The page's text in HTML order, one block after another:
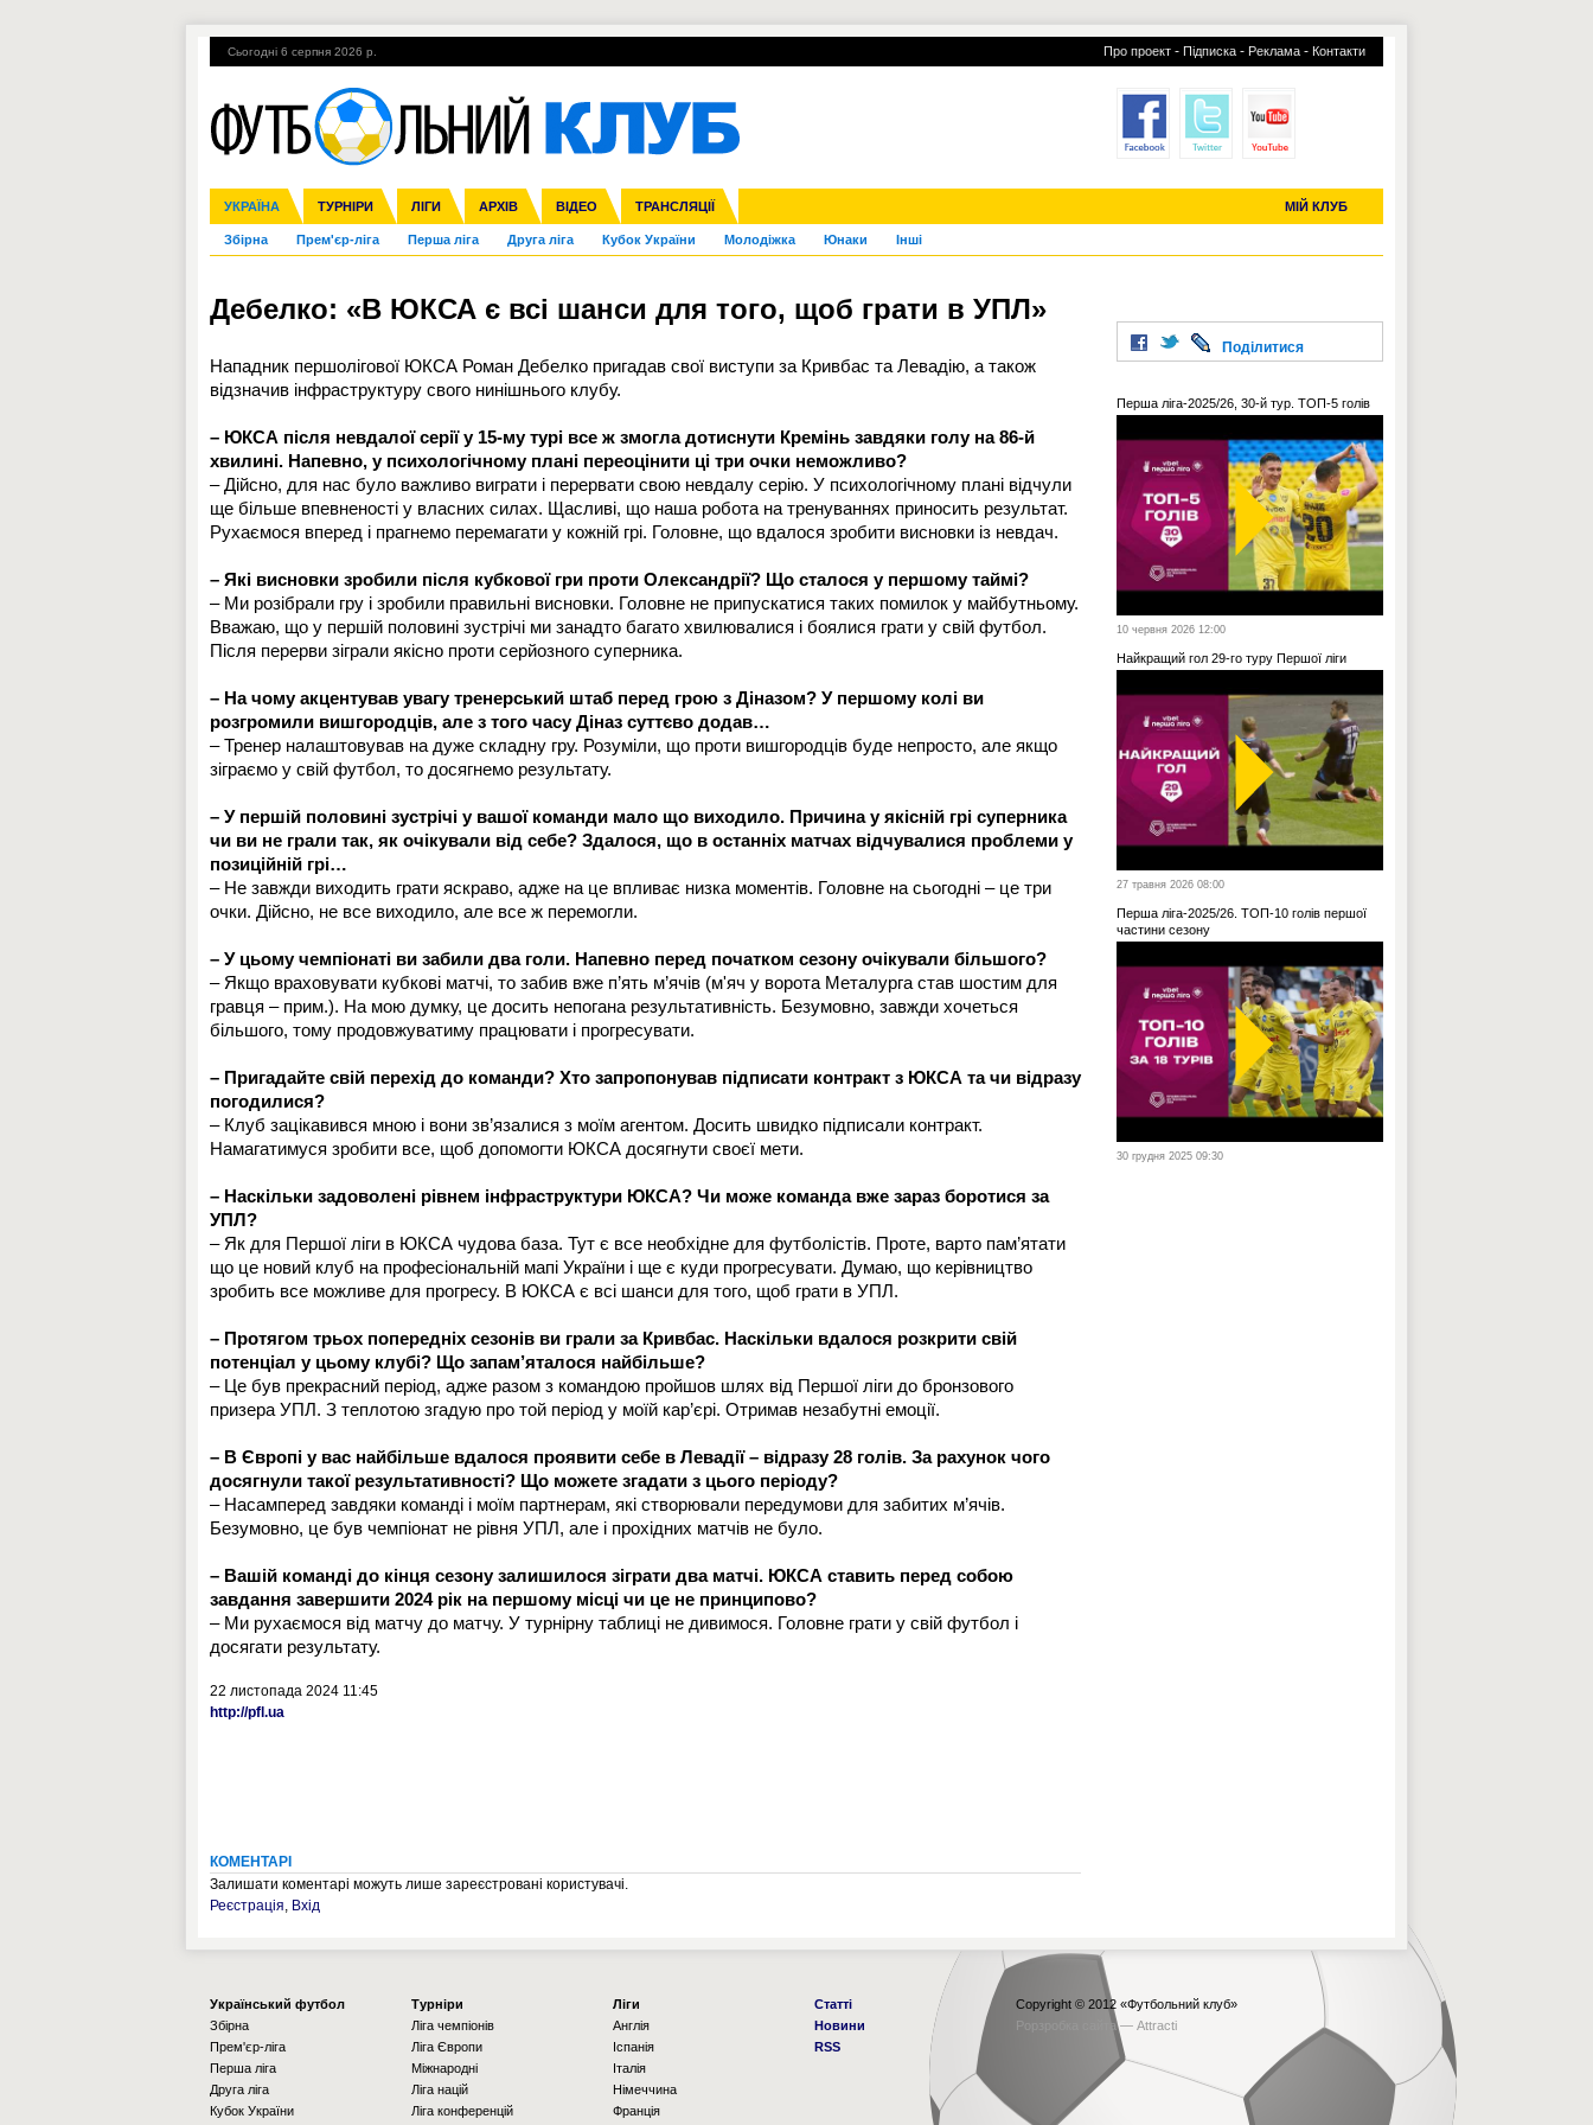
Сьогодні 6 серпня 2026 р. Про проект - Підписка - Реклама - Контакти
УКРАЇНА ТУРНІРИ ЛІГИ АРХІВ ВІДЕО ТРАНСЛЯЦІЇ МІЙ КЛУБ
Збірна Прем'єр-ліга Перша ліга Друга ліга Кубок України Молодіжка Юнаки Інші
Ліга чемпіонів Ліга Європи Міжнародні Ліга націй Ліга конференцій
Англія Іспанія Італія Німеччина Франція Інші
ЧС-2014 ЄВРО-2016 Росія Кубок конфедерацій ЧЄ-2015 (U-21)
Гарячі теми УПЛ, 1-й тур ВІЙНА УПЛ-ПЕРЕХОДИ УСІ ТРАНСФЕРИ
Дебелко: «В ЮКСА є всі шанси для того, щоб грати в УПЛ»
Нападник першолігової ЮКСА Роман Дебелко пригадав свої виступи за Кривбас та Левадію, а також
відзначив інфраструктуру свого нинішнього клубу.
– ЮКСА після невдалої серії у 15-му турі все ж змогла дотиснути Кремінь завдяки голу на 86-й
хвилині. Напевно, у психологічному плані переоцінити ці три очки неможливо?
– Дійсно, для нас було важливо виграти і перервати свою невдалу серію. У психологічному плані відчули
ще більше впевненості у власних силах. Щасливі, що наша робота на тренуваннях приносить результат.
Рухаємося вперед і прагнемо перемагати у кожній грі. Головне, що вдалося зробити висновки із невдач.
– Які висновки зробили після кубкової гри проти Олександрії? Що сталося у першому таймі?
– Ми розібрали гру і зробили правильні висновки. Головне не припускатися таких помилок у майбутньому.
Вважаю, що у першій половині зустрічі ми занадто багато хвилювалися і боялися грати у свій футбол.
Після перерви зіграли якісно проти серйозного суперника.
– На чому акцентував увагу тренерський штаб перед грою з Діназом? У першому колі ви
розгромили вишгородців, але з того часу Діназ суттєво додав…
– Тренер налаштовував на дуже складну гру. Розуміли, що проти вишгородців буде непросто, але якщо
зіграємо у свій футбол, то досягнемо результату.
– У першій половині зустрічі у вашої команди мало що виходило. Причина у якісній грі суперника
чи ви не грали так, як очікували від себе? Здалося, що в останніх матчах відчувалися проблеми у
позиційній грі…
– Не завжди виходить грати яскраво, адже на це впливає низка моментів. Головне на сьогодні – це три
очки. Дійсно, не все виходило, але все ж перемогли.
– У цьому чемпіонаті ви забили два голи. Напевно перед початком сезону очікували більшого?
– Якщо враховувати кубкові матчі, то забив вже п’ять м’ячів (м'яч у ворота Металурга став шостим для
гравця – прим.). На мою думку, це досить непогана результативність. Безумовно, завжди хочеться
більшого, тому продовжуватиму працювати і прогресувати.
– Пригадайте свій перехід до команди? Хто запропонував підписати контракт з ЮКСА та чи відразу
погодилися?
– Клуб зацікавився мною і вони зв’язалися з моїм агентом. Досить швидко підписали контракт.
Намагатимуся зробити все, щоб допомогти ЮКСА досягнути своєї мети.
– Наскільки задоволені рівнем інфраструктури ЮКСА? Чи може команда вже зараз боротися за
УПЛ?
– Як для Першої ліги в ЮКСА чудова база. Тут є все необхідне для футболістів. Проте, варто пам’ятати
що це новий клуб на професіональній мапі України і ще є куди прогресувати. Думаю, що керівництво
зробить все можливе для прогресу. В ЮКСА є всі шанси для того, щоб грати в УПЛ.
– Протягом трьох попередніх сезонів ви грали за Кривбас. Наскільки вдалося розкрити свій
потенціал у цьому клубі? Що запам’яталося найбільше?
– Це був прекрасний період, адже разом з командою пройшов шлях від Першої ліги до бронзового
призера УПЛ. З теплотою згадую про той період у моїй кар’єрі. Отримав незабутні емоції.
– В Європі у вас найбільше вдалося проявити себе в Левадії – відразу 28 голів. За рахунок чого
досягнули такої результативності? Що можете згадати з цього періоду?
– Насамперед завдяки команді і моїм партнерам, які створювали передумови для забитих м’ячів.
Безумовно, це був чемпіонат не рівня УПЛ, але і прохідних матчів не було.
– Вашій команді до кінця сезону залишилося зіграти два матчі. ЮКСА ставить перед собою
завдання завершити 2024 рік на першому місці чи це не принципово?
– Ми рухаємося від матчу до матчу. У турнірну таблиці не дивимося. Головне грати у свій футбол і
досягати результату.
22 листопада 2024 11:45
http://pfl.ua
КОМЕНТАРІ
Залишати коментарі можуть лише зареєстровані користувачі.
Реєстрація, Вхід
Поділитися
Перша ліга-2025/26, 30-й тур. ТОП-5 голів
10 червня 2026 12:00
Найкращий гол 29-го туру Першої ліги
27 травня 2026 08:00
Перша ліга-2025/26. ТОП-10 голів першої
частини сезону
30 грудня 2025 09:30
Українcький футбол
Збірна
Прем'єр-ліга
Перша ліга
Друга ліга
Кубок України
Турніри
Ліга чемпіонів
Ліга Європи
Міжнародні
Ліга націй
Ліга конференцій
Ліги
Англія
Іспанія
Італія
Німеччина
Франція
Статті
Новини
RSS
Copyright © 2012 «Футбольний клуб»
Рорзробка сайта — Attracti